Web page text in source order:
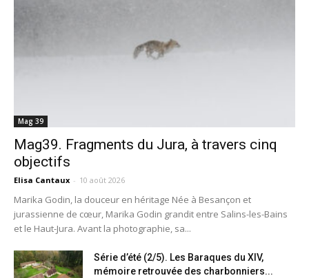
Mag 39
Mag39. Fragments du Jura, à travers cinq
objectifs
Elisa Cantaux - 10 août 2026
Marika Godin, la douceur en héritage Née à Besançon et
jurassienne de cœur, Marika Godin grandit entre Salins-les-Bains
et le Haut-Jura. Avant la photographie, sa...
Série d’été (2/5). Les Baraques du XIV,
mémoire retrouvée des charbonniers...